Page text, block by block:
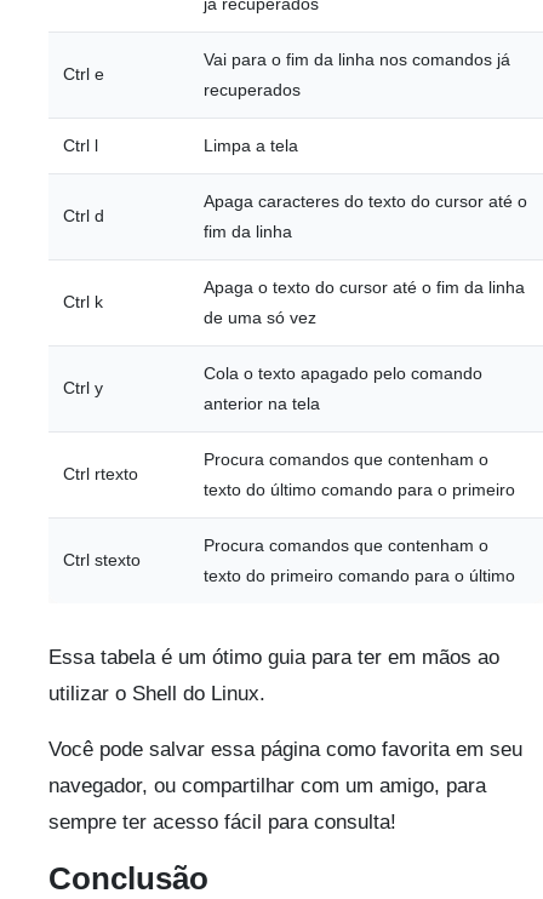
já recuperados
Ctrl e
Vai para o fim da linha nos comandos já
recuperados
Ctrl l Limpa a tela
Ctrl d
Apaga caracteres do texto do cursor até o
fim da linha
Ctrl k
Apaga o texto do cursor até o fim da linha
de uma só vez
Ctrl y
Cola o texto apagado pelo comando
anterior na tela
Ctrl rtexto
Procura comandos que contenham o
texto do último comando para o primeiro
Ctrl stexto
Procura comandos que contenham o
texto do primeiro comando para o último
Essa tabela é um ótimo guia para ter em mãos ao
utilizar o Shell do Linux.
Você pode salvar essa página como favorita em seu
navegador, ou compartilhar com um amigo, para
sempre ter acesso fácil para consulta!
Conclusão